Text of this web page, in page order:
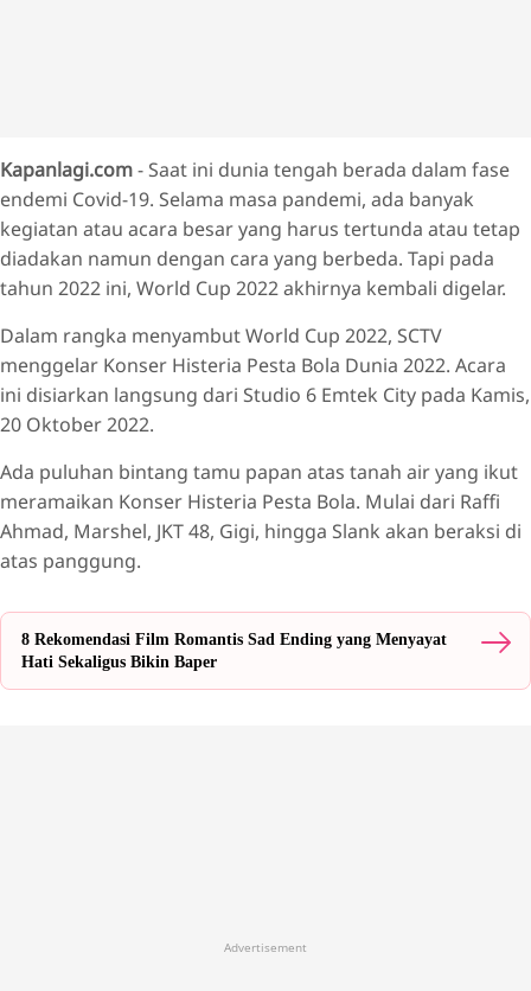
Kapanlagi.com- Saat ini dunia tengah berada dalam fase
endemi Covid-19. Selama masa pandemi, ada banyak
kegiatan atau acara besar yang harus tertunda atau tetap
diadakan namun dengan cara yang berbeda. Tapi pada
tahun 2022 ini, World Cup 2022 akhirnya kembali digelar.
Dalam rangka menyambut World Cup 2022, SCTV
menggelar Konser Histeria Pesta Bola Dunia 2022. Acara
ini disiarkan langsung dari Studio 6 Emtek City pada Kamis,
20 Oktober 2022.
Ada puluhan bintang tamu papan atas tanah air yang ikut
meramaikan Konser Histeria Pesta Bola. Mulai dari Raffi
Ahmad, Marshel, JKT 48, Gigi, hingga Slank akan beraksi di
atas panggung.
8 Rekomendasi Film Romantis Sad Ending yang Menyayat
Hati Sekaligus Bikin Baper
Advertisement